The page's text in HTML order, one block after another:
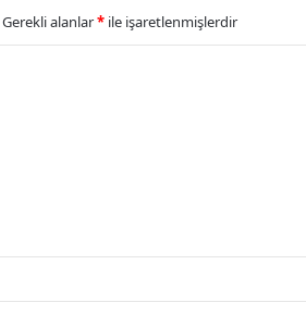
Gerekli alanlar* ile işaretlenmişlerdir